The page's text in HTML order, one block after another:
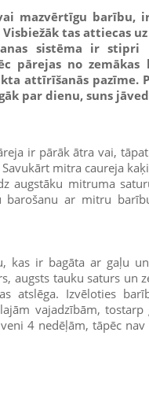
mazvērtīgu barību,
tas attiecas
sistēma ir
pārejas no
attīrīšanās pazīme.
par dienu, suns
ir pārāk ātra vai,
mitra caureja
augstāku mitruma
barošanu ar mitru
kas ir bagāta ar gaļu
augsts tauku saturs un
atslēga. Izvēloties
vajadzībām, tostarp
4 nedēļām, tāpēc